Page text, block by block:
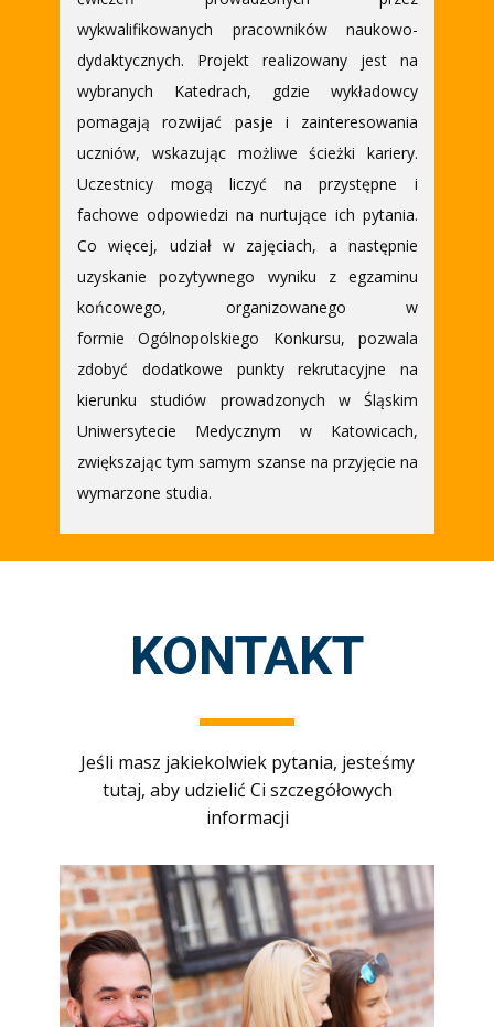
wykwalifikowanych pracowników naukowo-
dydaktycznych. Projekt realizowany jest na
wybranych Katedrach, gdzie wykładowcy
pomagają rozwijać pasje i zainteresowania
uczniów, wskazując możliwe ścieżki kariery.
Uczestnicy mogą liczyć na przystępne i
fachowe odpowiedzi na nurtujące ich pytania.
Co więcej, udział w zajęciach, a następnie
uzyskanie pozytywnego wyniku z egzaminu
końcowego, organizowanego w
formie Ogólnopolskiego Konkursu, pozwala
zdobyć dodatkowe punkty rekrutacyjne na
kierunku studiów prowadzonych w Śląskim
Uniwersytecie Medycznym w Katowicach,
zwiększając tym samym szanse na przyjęcie na
wymarzone studia.
KONTAKT
Jeśli masz jakiekolwiek pytania, jesteśmy
tutaj, aby udzielić Ci szczegółowych
informacji